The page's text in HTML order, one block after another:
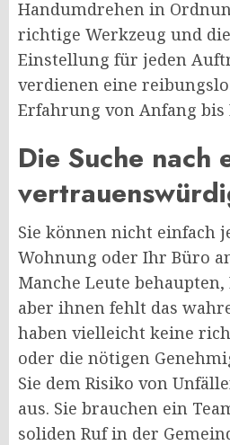
Handumdrehen in
richtige Werkzeug und
Einstellung für jeden
verdienen eine
Erfahrung von Anfang bis
Die Suche nach
Sie können nicht einfach
Wohnung oder Ihr Büro
Manche Leute
aber ihnen fehlt das
haben vielleicht keine
oder die nötigen
Sie dem Risiko von
aus. Sie brauchen ein
soliden Ruf in der